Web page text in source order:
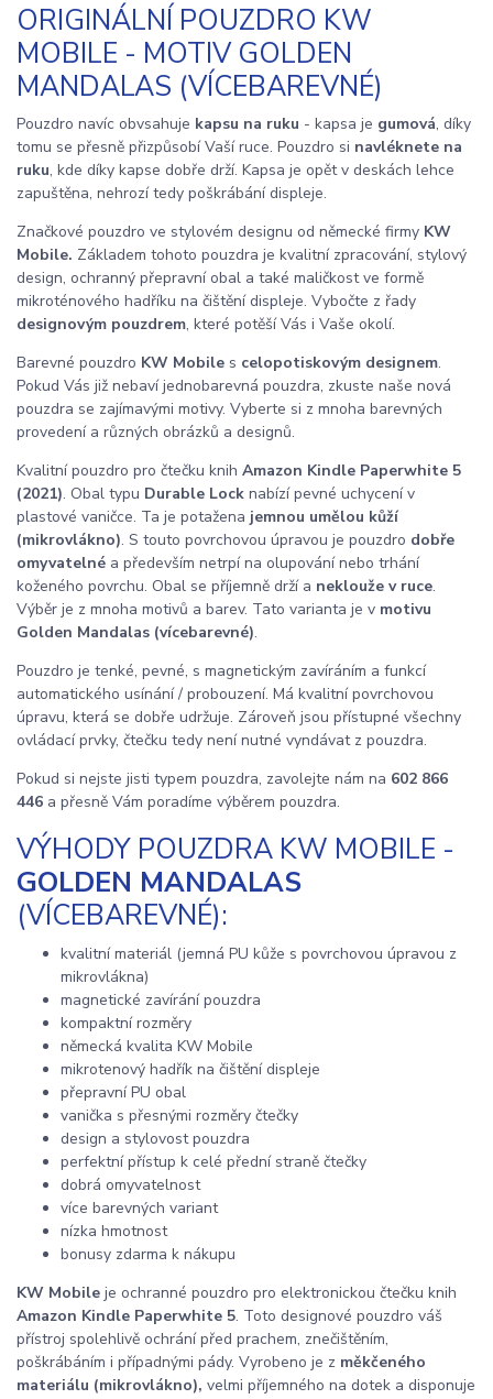
ORIGINÁLNÍ POUZDRO KW
MOBILE - MOTIV GOLDEN
MANDALAS (VÍCEBAREVNÉ)
Pouzdro navíc obvsahuje kapsu na ruku - kapsa je gumová, díky
tomu se přesně přizpůsobí Vaší ruce. Pouzdro si navléknete na
ruku, kde díky kapse dobře drží. Kapsa je opět v deskách lehce
zapuštěna, nehrozí tedy poškrábání displeje.
Značkové pouzdro ve stylovém designu od německé firmy KW
Mobile. Základem tohoto pouzdra je kvalitní zpracování, stylový
design, ochranný přepravní obal a také maličkost ve formě
mikroténového hadříku na čištění displeje. Vybočte z řady
designovým pouzdrem, které potěší Vás i Vaše okolí.
Barevné pouzdro KW Mobile s celopotiskovým designem.
Pokud Vás již nebaví jednobarevná pouzdra, zkuste naše nová
pouzdra se zajímavými motivy. Vyberte si z mnoha barevných
provedení a různých obrázků a designů.
Kvalitní pouzdro pro čtečku knih Amazon Kindle Paperwhite 5
(2021). Obal typu Durable Lock nabízí pevné uchycení v
plastové vaničce. Ta je potažena jemnou umělou kůží
(mikrovlákno). S touto povrchovou úpravou je pouzdro dobře
omyvatelné a především netrpí na olupování nebo trhání
koženého povrchu. Obal se příjemně drží a neklouže v ruce.
Výběr je z mnoha motivů a barev. Tato varianta je v motivu
Golden Mandalas (vícebarevné).
Pouzdro je tenké, pevné, s magnetickým zavíráním a funkcí
automatického usínání / probouzení. Má kvalitní povrchovou
úpravu, která se dobře udržuje. Zároveň jsou přístupné všechny
ovládací prvky, čtečku tedy není nutné vyndávat z pouzdra.
Pokud si nejste jisti typem pouzdra, zavolejte nám na 602 866
446 a přesně Vám poradíme výběrem pouzdra.
VÝHODY POUZDRA KW MOBILE -
GOLDEN MANDALAS
(VÍCEBAREVNÉ):
kvalitní materiál (jemná PU kůže s povrchovou úpravou z
mikrovlákna)
magnetické zavírání pouzdra
kompaktní rozměry
německá kvalita KW Mobile
mikrotenový hadřík na čištění displeje
přepravní PU obal
vanička s přesnými rozměry čtečky
design a stylovost pouzdra
perfektní přístup k celé přední straně čtečky
dobrá omyvatelnost
více barevných variant
nízka hmotnost
bonusy zdarma k nákupu
KW Mobile je ochranné pouzdro pro elektronickou čtečku knih
Amazon Kindle Paperwhite 5. Toto designové pouzdro váš
přístroj spolehlivě ochrání před prachem, znečištěním,
poškrábáním i případnými pády. Vyrobeno je z měkčeného
materiálu (mikrovlákno), velmi příjemného na dotek a disponuje